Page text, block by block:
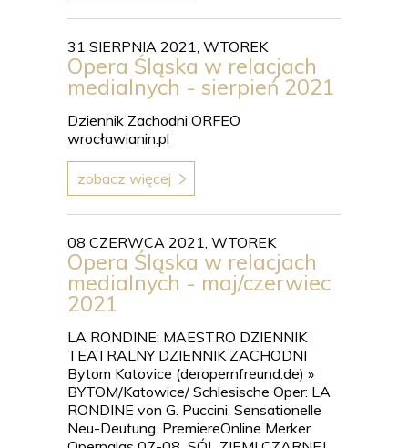
31 SIERPNIA 2021, WTOREK
Opera Śląska w relacjach
medialnych - sierpień 2021
Dziennik Zachodni ORFEO
wrocławianin.pl
zobacz więcej
08 CZERWCA 2021, WTOREK
Opera Śląska w relacjach
medialnych - maj/czerwiec
2021
LA RONDINE: MAESTRO DZIENNIK
TEATRALNY DZIENNIK ZACHODNI
Bytom Katovice (deropernfreund.de) »
BYTOM/Katowice/ Schlesische Oper: LA
RONDINE von G. Puccini. Sensationelle
Neu-Deutung. PremiereOnline Merker